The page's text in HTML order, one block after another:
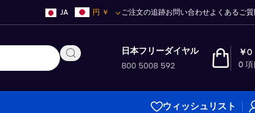
JA 円 ￥ ご注文の追跡お問い合わせよくあるご
日本フリーダイヤル
800 5008 592 0 項
￥0
ウィッシュリスト